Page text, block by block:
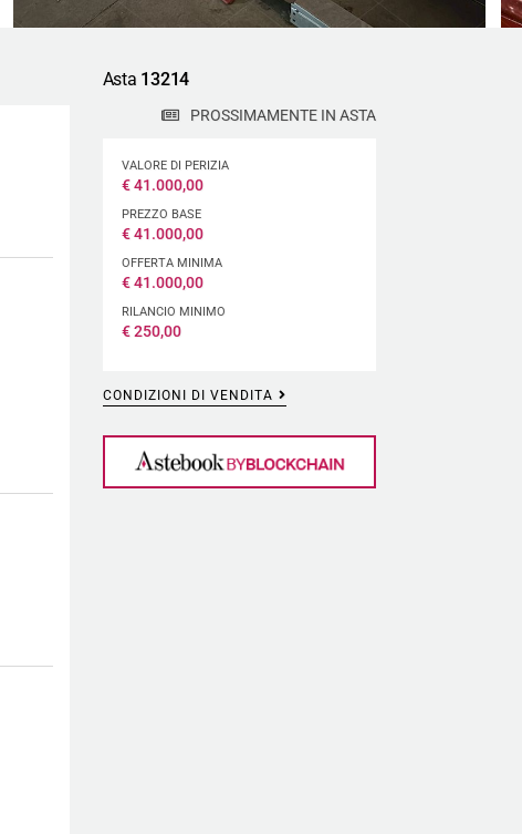
Asta 13214
PROSSIMAMENTE IN ASTA
VALORE DI PERIZIA
€41.000,00
PREZZO BASE
€41.000,00
OFFERTA MINIMA
€41.000,00
RILANCIO MINIMO
€250,00
CONDIZIONI DI VENDITA